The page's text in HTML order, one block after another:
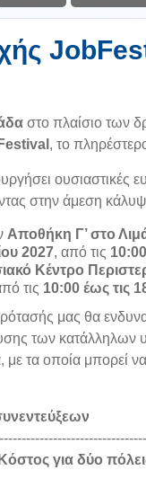
στο πλαίσιο των
, το
στην άμεση
Αποθήκη Γ’ στο
2027, από τις
Κέντρο
τις 10:00 έως τις
μας θα
των κατάλληλων
με τα οποία μπορεί
για δύο